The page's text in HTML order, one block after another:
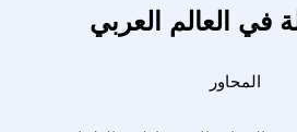
في العالم العربي